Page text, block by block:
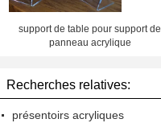
support de table pour support de
panneau acrylique
Recherches relatives:
présentoirs acryliques